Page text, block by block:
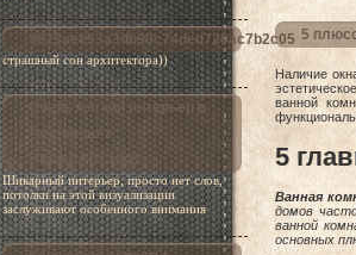
8623aee53a3db90c74ded720ac7b2c05
страшный сон архитектора))
Очень мягкий интерьер в
тенденциях
НЕОКЛАССИКИ
Шикарный интерьер, просто нет слов,
потолки на этой визуализации
заслуживают особенного внимания
5
Наличие
ванной
5
Ванная
домов
ванной
основных